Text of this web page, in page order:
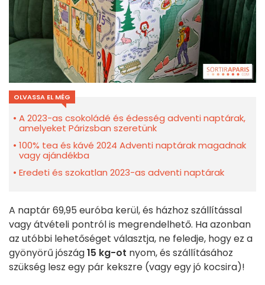
OLVASSA EL MÉG
A 2023-as csokoládé és édesség adventi naptárak,
amelyeket Párizsban szeretünk
100% tea és kávé 2024 Adventi naptárak magadnak
vagy ajándékba
Eredeti és szokatlan 2023-as adventi naptárak
A naptár 69,95 euróba kerül, és házhoz szállítással
vagy átvételi pontról is megrendelhető. Ha azonban
az utóbbi lehetőséget választja, ne feledje, hogy ez a
gyönyörű jószág15 kg-ot nyom, és szállításához
szükség lesz egy pár kekszre (vagy egy jó kocsira)!